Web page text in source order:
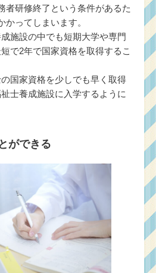
者研修終了という条件があるた
ってしまいます。
施設の中でも短期大学や専門
で2年で国家資格を取得するこ
国家資格を少しでも早く取得
士養成施設に入学するように
ができる